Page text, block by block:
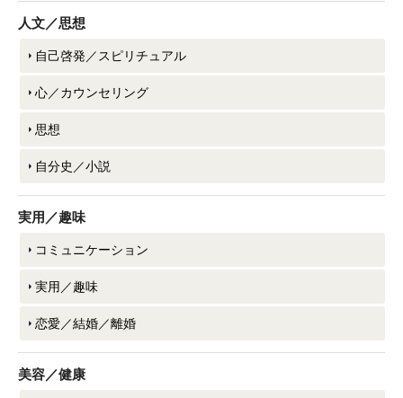
人文／思想
自己啓発／スピリチュアル
心／カウンセリング
思想
自分史／小説
実用／趣味
コミュニケーション
実用／趣味
恋愛／結婚／離婚
美容／健康